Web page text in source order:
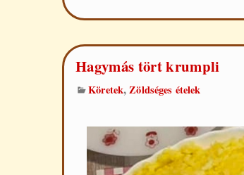
karaj
Hagymás tört krumpli
Köretek,Zöldséges ételek